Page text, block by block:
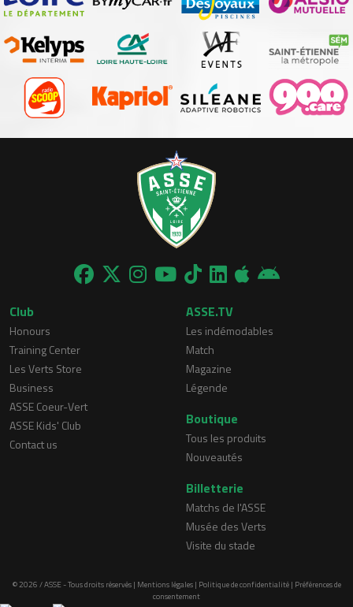
Club
Honours
Training Center
Les Verts Store
Business
ASSE Coeur-Vert
ASSE Kids' Club
Contact us
ASSE.TV
Les indémodables
Match
Magazine
Légende
Boutique
Tous les produits
Nouveautés
Billetterie
Matchs de l'ASSE
Musée des Verts
Visite du stade
© 2026 / ASSE - Tous droits réservés | Mentions légales| Politique de confidentialité| Préférences de
consentement